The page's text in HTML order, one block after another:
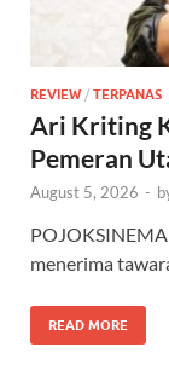
REVIEW / TERPANAS
Ari Kriting
Pemeran
August 5, 2026 -
menerima
READ MORE